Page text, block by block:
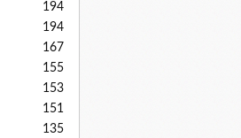
194
194
167
155
153
151
135